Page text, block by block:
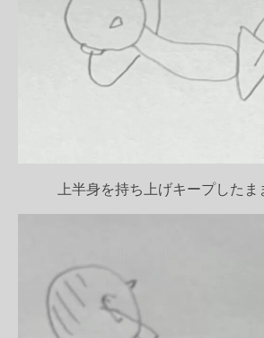
上半身を持ち上げキープしたま